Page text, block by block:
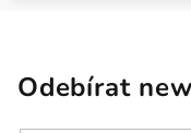
Odebírat